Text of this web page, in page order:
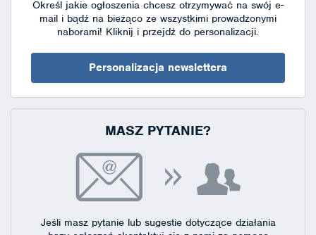
Określ jakie ogłoszenia chcesz otrzymywać na swój e-
mail i bądź na bieżąco ze wszystkimi prowadzonymi
naborami! Kliknij i przejdź do personalizacji.
Personalizacja newslettera
MASZ PYTANIE?
Jeśli masz pytanie lub sugestie dotyczące działania